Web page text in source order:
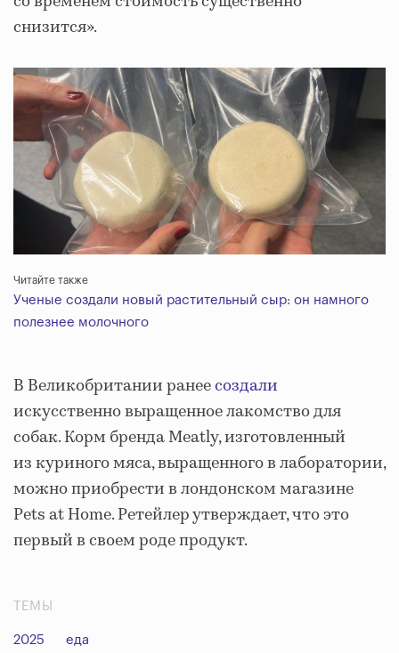
снизится».
Читайте также
Ученые создали новый растительный сыр: он намного
полезнее молочного
В Великобритании ранеесоздали
искусственно выращенное лакомство для
собак. Корм бренда Meatly, изготовленный
из куриного мяса, выращенного в лаборатории,
можно приобрести в лондонском магазине
Pets at Home. Ретейлер утверждает, что это
первый в своем роде продукт.
ТЕМЫ
2025 еда